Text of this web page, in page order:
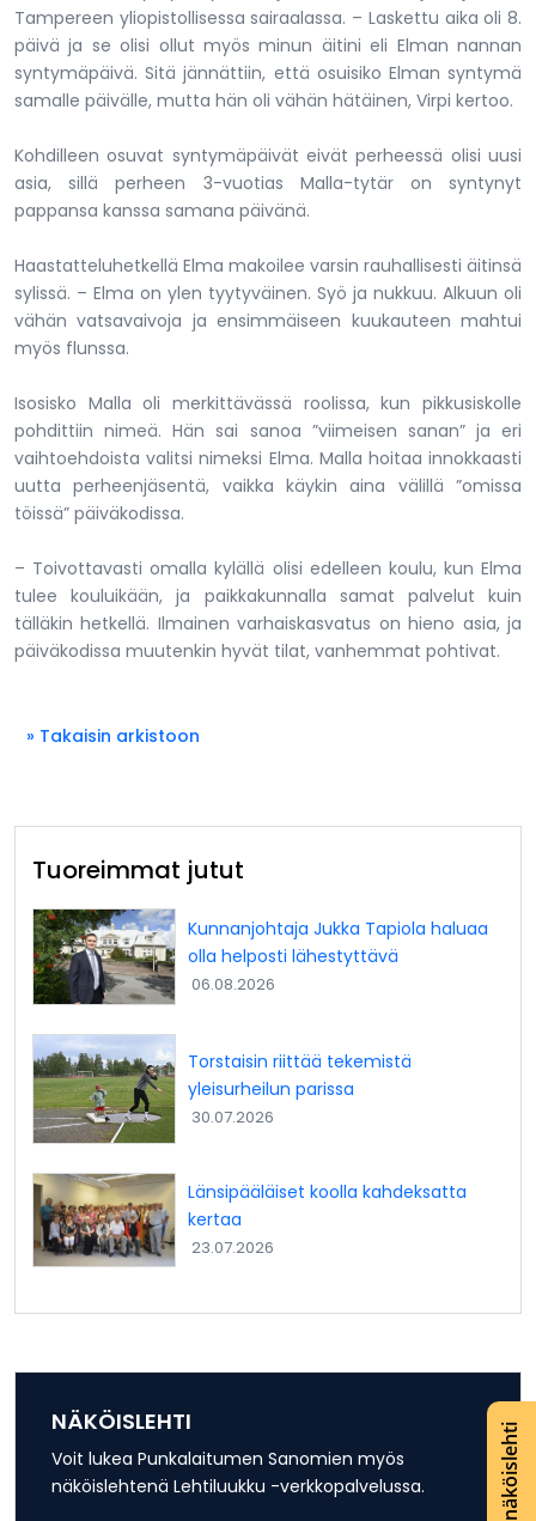
Lue näköislehti
Tampereen yliopistollisessa sairaalassa. – Laskettu aika oli 8.
päivä ja se olisi ollut myös minun äitini eli Elman nannan
syntymäpäivä. Sitä jännättiin, että osuisiko Elman syntymä
samalle päivälle, mutta hän oli vähän hätäinen, Virpi kertoo.
Kohdilleen osuvat syntymäpäivät eivät perheessä olisi uusi
asia, sillä perheen 3-vuotias Malla-tytär on syntynyt
pappansa kanssa samana päivänä.
Haastatteluhetkellä Elma makoilee varsin rauhallisesti äitinsä
sylissä. – Elma on ylen tyytyväinen. Syö ja nukkuu. Alkuun oli
vähän vatsavaivoja ja ensimmäiseen kuukauteen mahtui
myös flunssa.
Isosisko Malla oli merkittävässä roolissa, kun pikkusiskolle
pohdittiin nimeä. Hän sai sanoa ”viimeisen sanan” ja eri
vaihtoehdoista valitsi nimeksi Elma. Malla hoitaa innokkaasti
uutta perheenjäsentä, vaikka käykin aina välillä ”omissa
töissä” päiväkodissa.
– Toivottavasti omalla kylällä olisi edelleen koulu, kun Elma
tulee kouluikään, ja paikkakunnalla samat palvelut kuin
tälläkin hetkellä. Ilmainen varhaiskasvatus on hieno asia, ja
päiväkodissa muutenkin hyvät tilat, vanhemmat pohtivat.
» Takaisin arkistoon
Tuoreimmat jutut
Kunnanjohtaja Jukka Tapiola haluaa
olla helposti lähestyttävä
06.08.2026
Torstaisin riittää tekemistä
yleisurheilun parissa
30.07.2026
Länsipääläiset koolla kahdeksatta
kertaa
23.07.2026
NÄKÖISLEHTI
Voit lukea Punkalaitumen Sanomien myös
näköislehtenä Lehtiluukku -verkkopalvelussa.